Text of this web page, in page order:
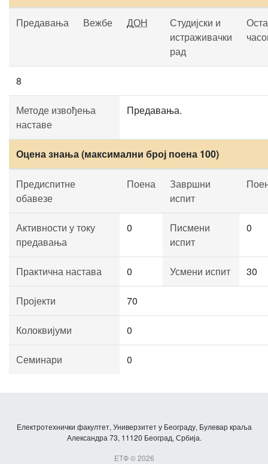
Предавања Вежбе ДОН
Студијски и
истраживачки
рад
8
Методе извођења
наставе
Предавања.
Оцена знања (максимални број поена 100)
Предиспитне
обавезе
Поена
Завршни
испит
Активности у току
предавања
0
Писмени
испит
0
Практична настава 0 Усмени испит 30
Пројекти 70
Колоквијуми 0
Семинари 0
Електротехнички факултет, Универзитет у Београду, Булевар краља
Александра 73, 11120 Београд, Србија.
ЕТФ © 2026